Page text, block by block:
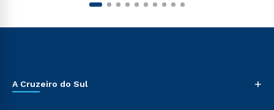
A Cruzeiro do Sul +